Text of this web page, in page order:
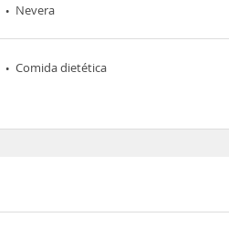
Nevera
Comida dietética